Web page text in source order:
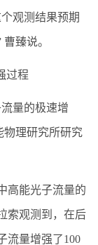
观测结果预期
臻说。
过程
量的极速增
物理研究所研究
高能光子流量的
索观测到，在后
流量增强了100